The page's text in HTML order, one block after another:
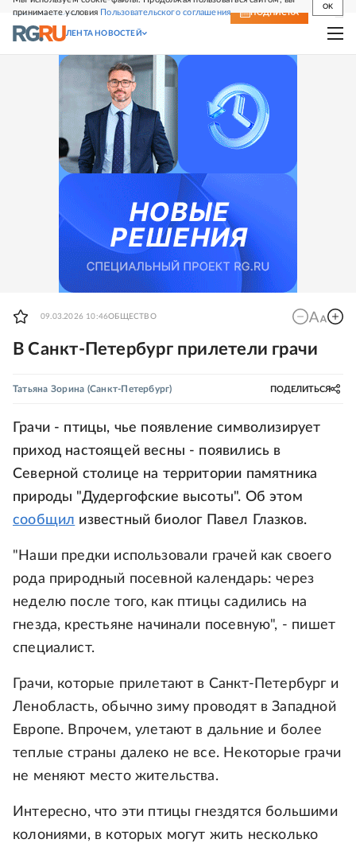
принимаете условия Пользовательского соглашения
OK
СВЕЖИЙ НОМЕР ПОДПИСКА
ЛЕНТА НОВОСТЕЙ
09.03.2026 10:46ОБЩЕСТВО
В Санкт-Петербург прилетели грачи
Татьяна Зорина (Санкт-Петербург) ПОДЕЛИТЬСЯ
Грачи - птицы, чье появление символизирует
приход настоящей весны - появились в
Северной столице на территории памятника
природы "Дудергофские высоты". Об этом
сообщил известный биолог Павел Глазков.
"Наши предки использовали грачей как своего
рода природный посевной календарь: через
неделю после того, как птицы садились на
гнезда, крестьяне начинали посевную", - пишет
специалист.
Грачи, которые прилетают в Санкт-Петербург и
Ленобласть, обычно зиму проводят в Западной
Европе. Впрочем, улетают в дальние и более
теплые страны далеко не все. Некоторые грачи
не меняют место жительства.
Интересно, что эти птицы гнездятся большими
колониями, в которых могут жить несколько